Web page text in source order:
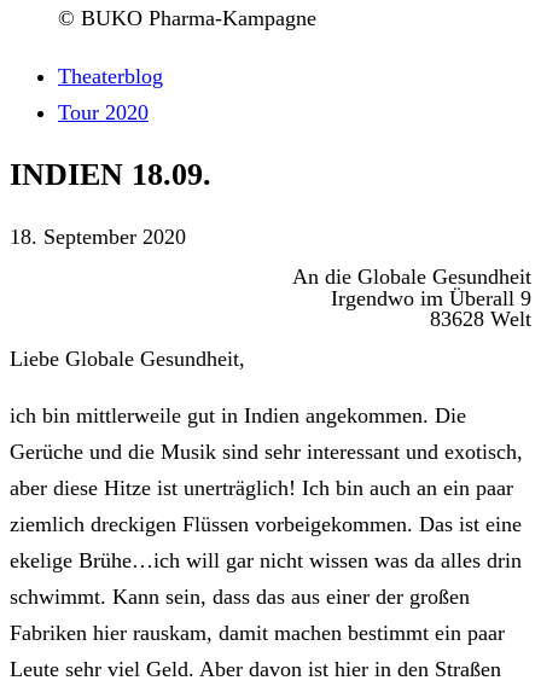
© BUKO Pharma-Kampagne
Theaterblog
Tour 2020
INDIEN 18.09.
18. September 2020
An die Globale Gesundheit
Irgendwo im Überall 9
83628 Welt
Liebe Globale Gesundheit,
ich bin mittlerweile gut in Indien angekommen. Die
Gerüche und die Musik sind sehr interessant und exotisch,
aber diese Hitze ist unerträglich! Ich bin auch an ein paar
ziemlich dreckigen Flüssen vorbeigekommen. Das ist eine
ekelige Brühe…ich will gar nicht wissen was da alles drin
schwimmt. Kann sein, dass das aus einer der großen
Fabriken hier rauskam, damit machen bestimmt ein paar
Leute sehr viel Geld. Aber davon ist hier in den Straßen